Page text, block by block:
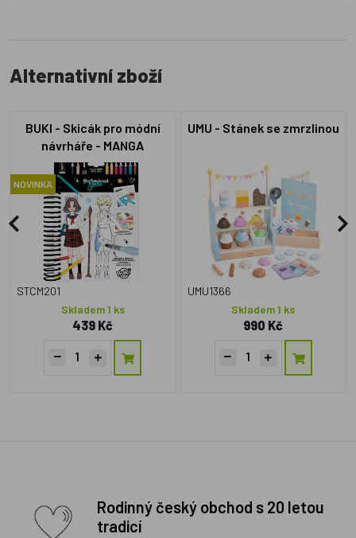
Alternativní zboží
BUKI - Skicák pro módní
návrháře - MANGA
NOVINKA
STCM201
Skladem 1 ks
439 Kč
UMU - Stánek se zmrzlinou
UMU1366
Skladem 1 ks
990 Kč
Rodinný český obchod s 20 letou
tradicí